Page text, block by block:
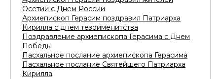
Осетии с Днем России
Архиепископ Герасим поздравил Патриарха
Кирилла с днем тезоименитства
Поздравление архиепископа Герасима с Днем
Победы
Пасхальное послание архиепископа Герасима
Пасхальное послание Святейшего Патриарха
Кирилла